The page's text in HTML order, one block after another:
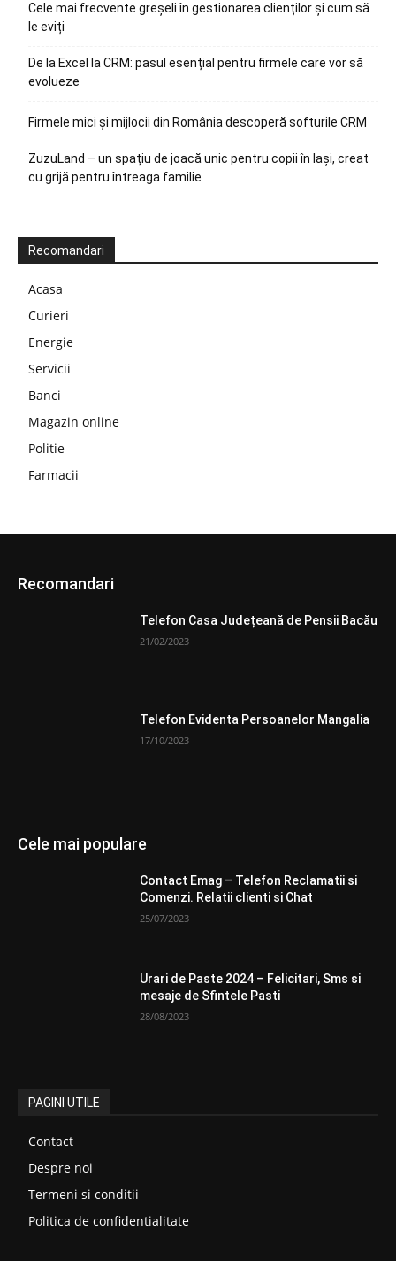
Cele mai frecvente greșeli în gestionarea clienților și cum să
le eviți
De la Excel la CRM: pasul esențial pentru firmele care vor să
evolueze
Firmele mici și mijlocii din România descoperă softurile CRM
ZuzuLand – un spațiu de joacă unic pentru copii în Iași, creat
cu grijă pentru întreaga familie
Recomandari
Acasa
Curieri
Energie
Servicii
Banci
Magazin online
Politie
Farmacii
Recomandari
Telefon Casa Județeană de Pensii Bacău
21/02/2023
Telefon Evidenta Persoanelor Mangalia
17/10/2023
Cele mai populare
Contact Emag – Telefon Reclamatii si
Comenzi. Relatii clienti si Chat
25/07/2023
Urari de Paste 2024 – Felicitari, Sms si
mesaje de Sfintele Pasti
28/08/2023
PAGINI UTILE
Contact
Despre noi
Termeni si conditii
Politica de confidentialitate